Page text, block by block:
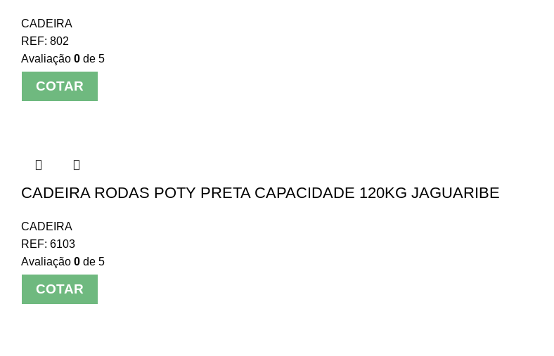
CADEIRA
REF: 802
Avaliação 0 de 5
COTAR
CADEIRA RODAS POTY PRETA CAPACIDADE 120KG JAGUARIBE
CADEIRA
REF: 6103
Avaliação 0 de 5
COTAR